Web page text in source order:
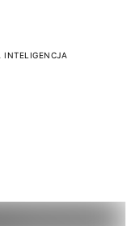
INTELIGENCJA